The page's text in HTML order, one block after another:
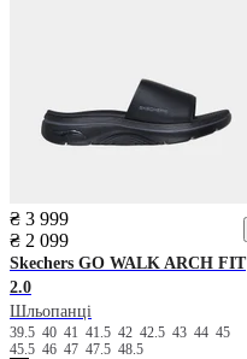
₴ 3 999
₴ 2 099
Skechers GO WALK ARCH FIT
2.0
Шльопанці
39.5 40 41 41.5 42 42.5 43 44 45
45.5 46 47 47.5 48.5